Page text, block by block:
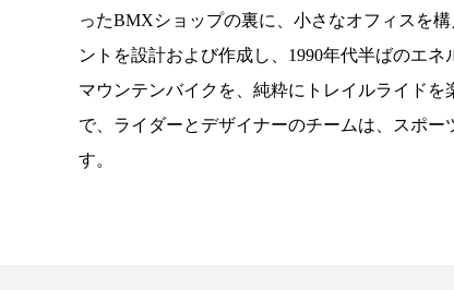
ったBMXショップの裏に、小さなオフィスを
ントを設計および作成し、 1990年代半ばのエネ
マウンテンバイクを、純粋にトレイルライドを
で、ライダーとデザイナーのチームは、スポ
す。